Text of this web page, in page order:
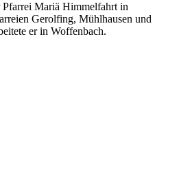
Mariä Himmelfahrt in
Gerolfing, Mühlhausen und
er in Woffenbach.
@NM
Freizeit